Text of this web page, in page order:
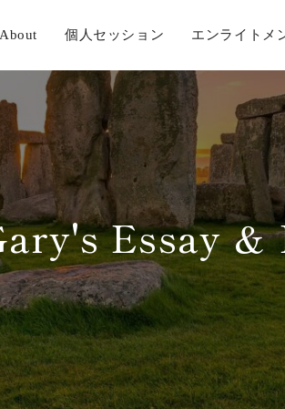
個人セッション エンライトメ
Essay